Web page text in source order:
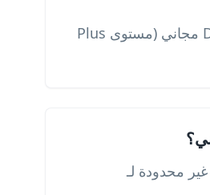
نعم! Duolingo مجاني (مستوى Plus
نعم! رموز QR غير محدودة لـ